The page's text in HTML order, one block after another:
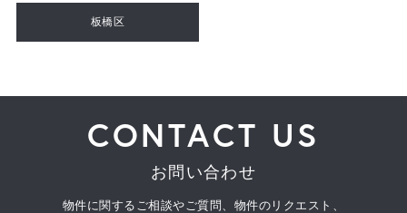
板橋区
CONTACT US
お問い合わせ
物件に関するご相談やご質問、物件のリクエスト、